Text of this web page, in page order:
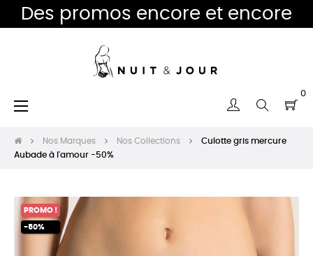
Des promos encore et encore
0
Basculer
☰
Nos Marques Nos Collections
Culotte gris mercure
Aubade à l'amour -50%
PROMO !
-50%